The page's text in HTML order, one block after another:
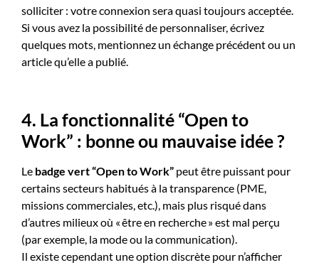
solliciter : votre connexion sera quasi toujours acceptée.
Si vous avez la possibilité de personnaliser, écrivez
quelques mots, mentionnez un échange précédent ou un
article qu’elle a publié.
4. La fonctionnalité “Open to
Work” : bonne ou mauvaise idée ?
Le badge vert “Open to Work” peut être puissant pour
certains secteurs habitués à la transparence (PME,
missions commerciales, etc.), mais plus risqué dans
d’autres milieux où « être en recherche » est mal perçu
(par exemple, la mode ou la communication).
Il existe cependant une option discrète pour n’afficher